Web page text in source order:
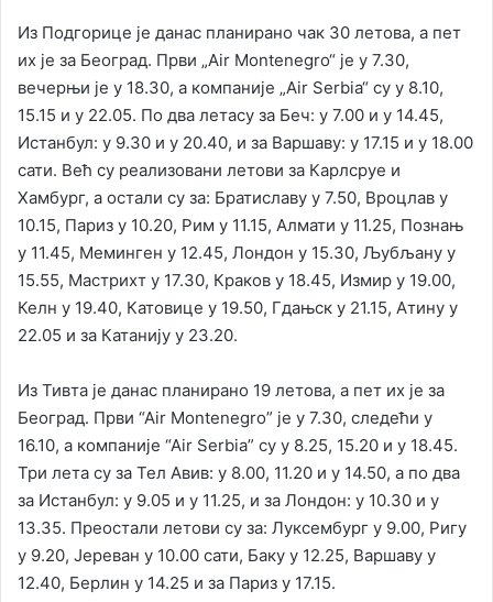
Из Подгорице је данас планирано чак 30 летова, а пет
их је за Београд. Први „Аir Montenegro“ је у 7.30,
вечерњи је у 18.30, а компаније „Аir Serbia“ су у 8.10,
15.15 и у 22.05. По два летасу за Беч: у 7.00 и у 14.45,
Истанбул: у 9.30 и у 20.40, и за Варшаву: у 17.15 и у 18.00
сати. Већ су реализовани летови за Карлсруе и
Хамбург, а остали су за: Братиславу у 7.50, Вроцлав у
10.15, Париз у 10.20, Рим у 11.15, Алмати у 11.25, Познањ
у 11.45, Меминген у 12.45, Лондон у 15.30, Љубљану у
15.55, Мастрихт у 17.30, Краков у 18.45, Измир у 19.00,
Келн у 19.40, Катовице у 19.50, Гдањск у 21.15, Атину у
22.05 и за Катанију у 23.20.
Из Тивта је данас планирано 19 летова, а пет их је за
Београд. Први “Аir Montenegro” је у 7.30, следећи у
16.10, а компаније “Аir Serbia” су у 8.25, 15.20 и у 18.45.
Три лета су за Тел Авив: у 8.00, 11.20 и у 14.50, а по два
за Истанбул: у 9.05 и у 11.25, и за Лондон: у 10.30 и у
13.35. Преостали летови су за: Луксембург у 9.00, Ригу
у 9.20, Јереван у 10.00 сати, Баку у 12.25, Варшаву у
12.40, Берлин у 14.25 и за Париз у 17.15.